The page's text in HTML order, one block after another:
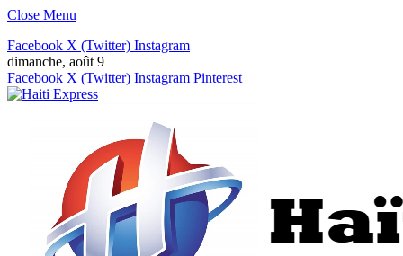
Close Menu
Facebook X (Twitter) Instagram
dimanche, août 9
Facebook X (Twitter) Instagram Pinterest